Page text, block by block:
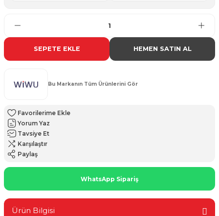
SEPETE EKLE HEMEN SATIN AL
Bu Markanın Tüm Ürünlerini Gör
Yorum Yaz
Tavsiye Et
Karşılaştır
Paylaş
WhatsApp Sipariş
Ürün Bilgisi